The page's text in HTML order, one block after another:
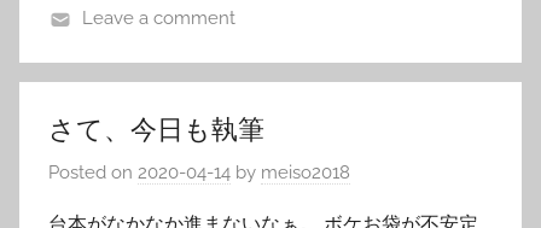
Leave a comment
さて、今日も執筆
Posted on 2020-04-14 by meiso2018
台本がなかなか進まないなぁ。 ボケお袋が不安定